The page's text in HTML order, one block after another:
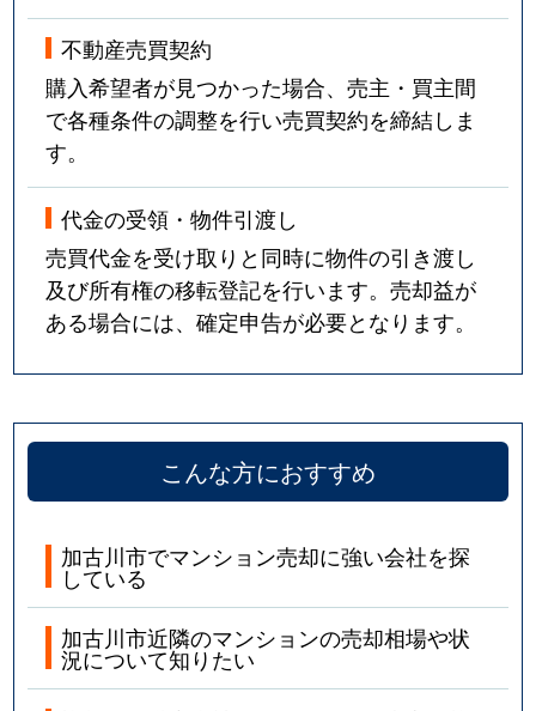
不動産売買契約
購入希望者が見つかった場合、売主・買主間
で各種条件の調整を行い売買契約を締結しま
す。
代金の受領・物件引渡し
売買代金を受け取りと同時に物件の引き渡し
及び所有権の移転登記を行います。売却益が
ある場合には、確定申告が必要となります。
こんな方におすすめ
加古川市でマンション売却に強い会社を探
している
加古川市近隣のマンションの売却相場や状
況について知りたい